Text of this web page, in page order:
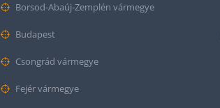
Borsod-Abaúj-Zemplén vármegye
Budapest
Csongrád vármegye
Fejér vármegye